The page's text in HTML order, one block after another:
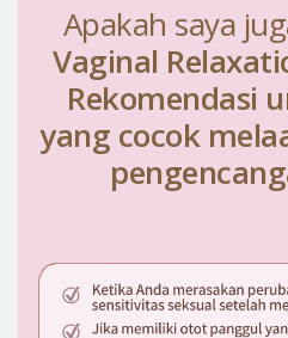
Apakah saya
Vaginal
Rekomendasi
yang cocok